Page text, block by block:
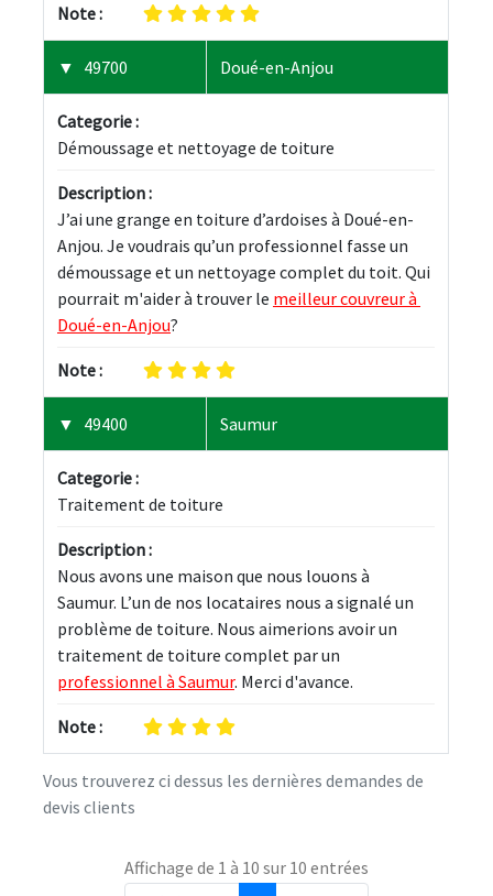
Vous trouverez ci dessus les dernières demandes de
devis clients
Note :
49700 Doué-en-Anjou
Categorie :
Démoussage et nettoyage de toiture
Description :
J’ai une grange en toiture d’ardoises à Doué-en-
Anjou. Je voudrais qu’un professionnel fasse un
démoussage et un nettoyage complet du toit. Qui
pourrait m'aider à trouver le meilleur couvreur à
Doué-en-Anjou?
Note :
49400 Saumur
Categorie :
Traitement de toiture
Description :
Nous avons une maison que nous louons à
Saumur. L’un de nos locataires nous a signalé un
problème de toiture. Nous aimerions avoir un
traitement de toiture complet par un
professionnel à Saumur. Merci d'avance.
Note :
Affichage de 1 à 10 sur 10 entrées